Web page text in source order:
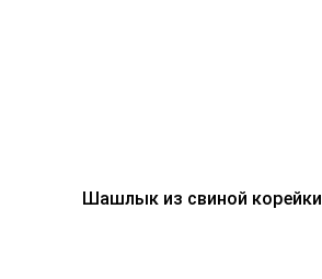
Шашлык из свиной корейки